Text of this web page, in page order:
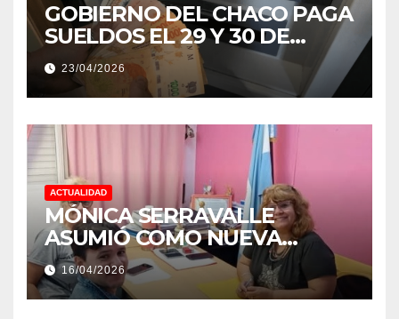
GOBIERNO DEL CHACO PAGA
SUELDOS EL 29 Y 30 DE
ABRIL, CON EL 2% DE
AUMENTO
23/04/2026
ACTUALIDAD
MÓNICA SERRAVALLE
ASUMIÓ COMO NUEVA
DIRECTORA DEL E.E.S. N° 82
«RENÉ FAVALORO» DE
BASAIL.
16/04/2026